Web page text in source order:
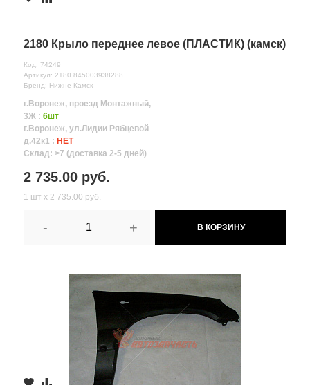
2180 Крыло переднее левое (ПЛАСТИК) (камск)
Код: 74249
Артикул: 2180 845003938288
Бренд: Нижне-Камск
г.Воронеж, проезд Монтажный,
3Ж : 6шт
г.Воронеж, ул.Лидии Рябцевой
д.42к1 : НЕТ
Склад: >7 (доставка 2-5 дней)
2 735.00 руб.
1 шт х 2 735.00 руб.
- + В КОРЗИНУ